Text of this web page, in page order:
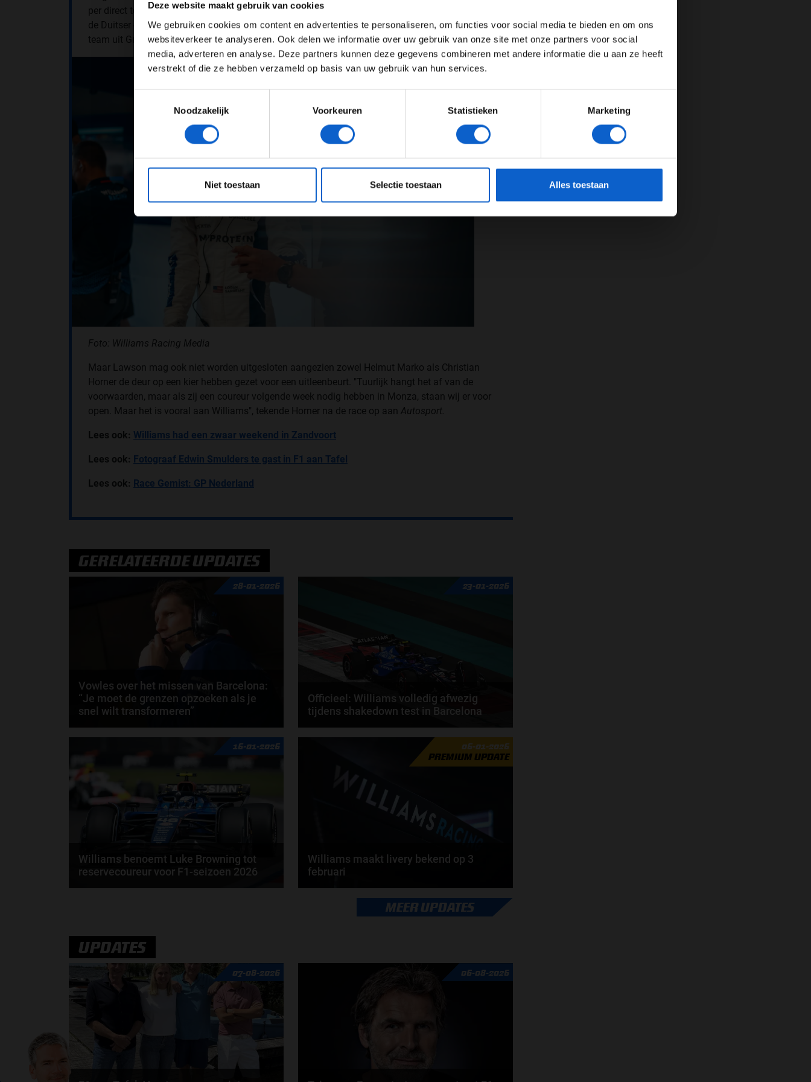
Deze website maakt gebruik van cookies
We gebruiken cookies om content en advertenties te personaliseren, om functies voor social media te bieden en om ons
websiteverkeer te analyseren. Ook delen we informatie over uw gebruik van onze site met onze partners voor social
media, adverteren en analyse. Deze partners kunnen deze gegevens combineren met andere informatie die u aan ze heeft
verstrekt of die ze hebben verzameld op basis van uw gebruik van hun services.
Noodzakelijk
Voorkeuren Statistieken Marketing
Niet toestaan Selectie toestaan Alles toestaan
per direct te vervangen. Schumacher zou voor Williams een vrij logische beslissing zijn, omdat
de Duitser de test- en reservecoureur is van Mercedes en dat is de motorleverancier voor het
team uit Grove. En bovendien is Vowles goed bevriend met Mercedes-baas Toto Wolff.
Foto: Williams Racing Media
Maar Lawson mag ook niet worden uitgesloten aangezien zowel Helmut Marko als Christian
Horner de deur op een kier hebben gezet voor een uitleenbeurt. "Tuurlijk hangt het af van de
voorwaarden, maar als zij een coureur volgende week nodig hebben in Monza, staan wij er voor
open. Maar het is vooral aan Williams", tekende Horner na de race op aan Autosport.
Lees ook: Williams had een zwaar weekend in Zandvoort
Lees ook: Fotograaf Edwin Smulders te gast in F1 aan Tafel
Lees ook: Race Gemist: GP Nederland
GERELATEERDE UPDATES
28-01-2026
Vowles over het missen van Barcelona:
“Je moet de grenzen opzoeken als je
snel wilt transformeren”
Williams-teambaas James Vowles heeft bevestigd
dat het Formule 1-team volledig klaar is voor de...
23-01-2026
Officieel: Williams volledig afwezig
tijdens shakedown test in Barcelona
Het team van Williams heeft op vrijdagmiddag laten
weten dat het niet aanwezig zal zijn tijdens de...
16-01-2026
Williams benoemt Luke Browning tot
reservecoureur voor F1-seizoen 2026
doorSophie Boelhouwers
06-01-2026
PREMIUM UPDATE
Williams maakt livery bekend op 3
februari
Williams zal op 3 februari de eerste beelden van de
auto voor 2026 laten zien. Op McLaren na zijn...
MEER UPDATES
UPDATES
07-08-2026 06-08-2026
Advertentie instellingen
Toon alle alcoholische drankenadvertenties (18+)
Toon alle kansspelenadvertenties (24+)
JONGER DAN 24 24 JAAR OF OUDER
*Raadpleeg onsprivacybeleidvoor meer informatie over gegevensgebruik en -bescherming.